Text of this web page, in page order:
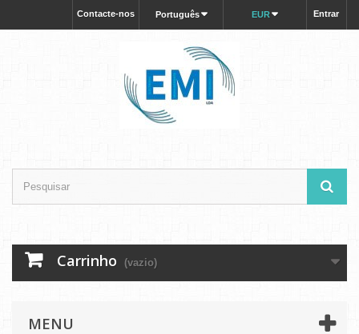
Entrar
EUR
Português
Contacte-nos
Carrinho (vazio)
MENU